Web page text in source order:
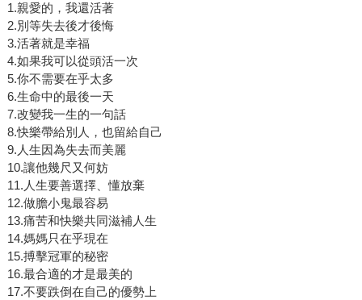
1.親愛的，我還活著
2.別等失去後才後悔
3.活著就是幸福
4.如果我可以從頭活一次
5.你不需要在乎太多
6.生命中的最後一天
7.改變我一生的一句話
8.快樂帶給別人，也留給自己
9.人生因為失去而美麗
10.讓他幾尺又何妨
11.人生要善選擇、懂放棄
12.做膽小鬼最容易
13.痛苦和快樂共同滋補人生
14.媽媽只在乎現在
15.搏擊冠軍的秘密
16.最合適的才是最美的
17.不要跌倒在自己的優勢上